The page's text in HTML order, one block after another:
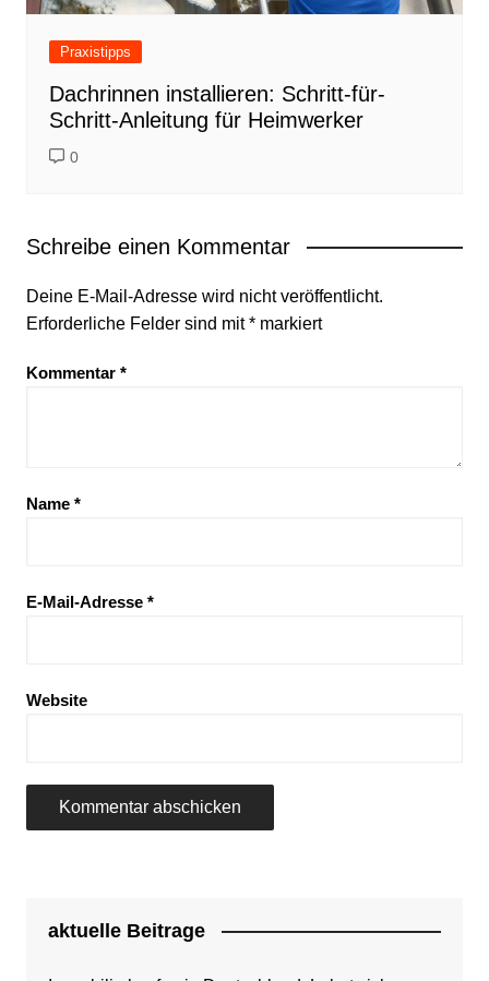
Praxistipps
Dachrinnen installieren: Schritt-für-
Schritt-Anleitung für Heimwerker
0
Schreibe einen Kommentar
Deine E-Mail-Adresse wird nicht veröffentlicht.
Erforderliche Felder sind mit*markiert
Kommentar *
Name *
E-Mail-Adresse *
Website
aktuelle Beitrage